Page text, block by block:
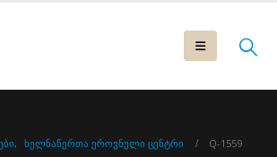
, ᲮᲔᲚᲜᲐᲬᲔᲠᲗᲐ ᲔᲠᲝᲕᲜᲣᲚᲘ ᲪᲔᲜᲢᲠᲘ Q-1559